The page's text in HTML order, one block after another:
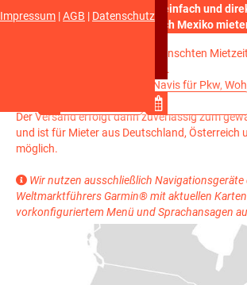
Hier können Sie einfach und
für Ihre Reise nach Mexiko
Bitte tragen Sie oben den gewünschten
die Art des Navigationsgerätes.
Sie können bei uns spezielle Navis für Pkw,
Motorrad für Ihren Mexiko-Urlaub mieten.
Der Versand erfolgt dann zuverlässig zum
und ist für Mieter aus Deutschland, Österreich
möglich.
 Wir nutzen ausschließlich Navigationsgeräte
Weltmarktführers Garmin® mit aktuellen
vorkonfiguriertem Menü und Sprachansagen
Impressum |AGB | Datenschutz